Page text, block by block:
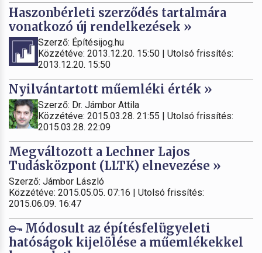
Haszonbérleti szerződés tartalmára
vonatkozó új rendelkezések »
Szerző: Építésijog.hu
Közzétéve: 2013.12.20. 15:50 | Utolsó frissítés:
2013.12.20. 15:50
Nyilvántartott műemléki érték »
Szerző: Dr. Jámbor Attila
Közzétéve: 2015.03.28. 21:55 | Utolsó frissítés:
2015.03.28. 22:09
Megváltozott a Lechner Lajos
Tudásközpont (LLTK) elnevezése »
Szerző: Jámbor László
Közzétéve: 2015.05.05. 07:16 | Utolsó frissítés:
2015.06.09. 16:47
Módosult az építésfelügyeleti
hatóságok kijelölése a műemlékekkel